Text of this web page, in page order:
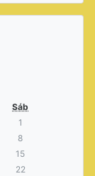
Sáb
1
8
15
22